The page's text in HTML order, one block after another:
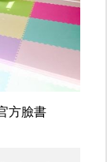
方臉書